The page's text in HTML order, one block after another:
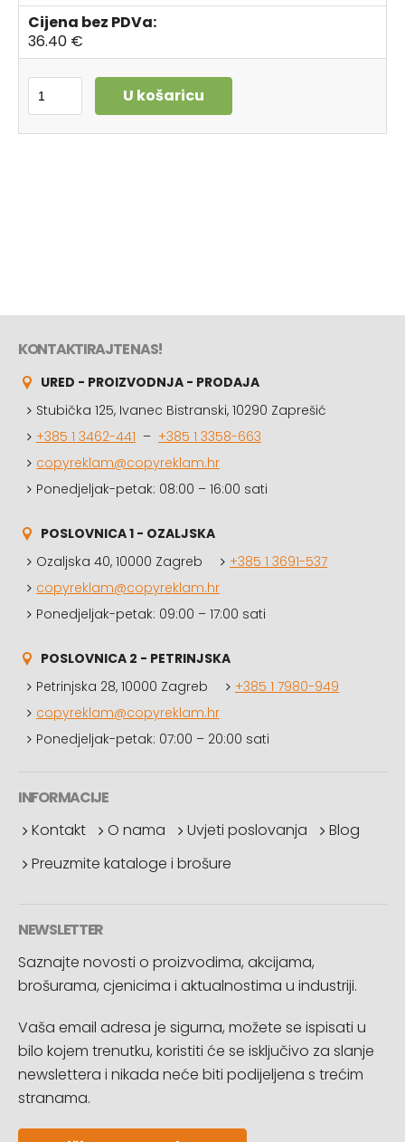
Cijena bez PDVa:
36.40 €
U košaricu
KONTAKTIRAJTE NAS!
URED - PROIZVODNJA - PRODAJA
Stubička 125, Ivanec Bistranski, 10290 Zaprešić
+385 1 3462-441 – +385 1 3358-663
copyreklam@copyreklam.hr
Ponedjeljak-petak: 08:00 – 16:00 sati
POSLOVNICA 1 - OZALJSKA
Ozaljska 40, 10000 Zagreb
+385 1 3691-537
copyreklam@copyreklam.hr
Ponedjeljak-petak: 09:00 – 17:00 sati
POSLOVNICA 2 - PETRINJSKA
Petrinjska 28, 10000 Zagreb
+385 1 7980-949
copyreklam@copyreklam.hr
Ponedjeljak-petak: 07:00 – 20:00 sati
INFORMACIJE
Kontakt
O nama Uvjeti poslovanja
Blog
Preuzmite kataloge i brošure
NEWSLETTER
Saznajte novosti o proizvodima, akcijama,
brošurama, cjenicima i aktualnostima u industriji.
Vaša email adresa je sigurna, možete se ispisati u
bilo kojem trenutku, koristiti će se isključivo za slanje
newslettera i nikada neće biti podijeljena s trećim
stranama.